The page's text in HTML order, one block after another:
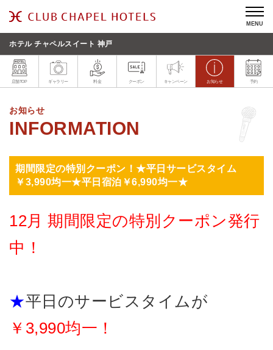
MENU
ホテル チャペルスイート 神戸
店舗TOP ギャラリー 料金 クーポン キャンペーン お知らせ 予約
お知らせ
期間限定の特別クーポン！★平日サービスタイム
￥3,990均一★平日宿泊￥6,990均一★
12月 期間限定の特別クーポン発行
中！
★平日のサービスタイムが
￥3,990均一！